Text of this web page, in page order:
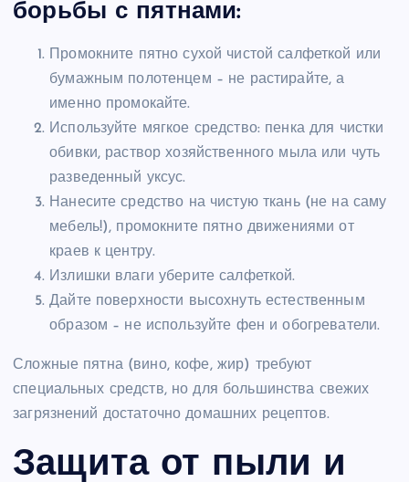
борьбы с пятнами:
Промокните пятно сухой чистой салфеткой или
бумажным полотенцем – не растирайте, а
именно промокайте.
Используйте мягкое средство: пенка для чистки
обивки, раствор хозяйственного мыла или чуть
разведенный уксус.
Нанесите средство на чистую ткань (не на саму
мебель!), промокните пятно движениями от
краев к центру.
Излишки влаги уберите салфеткой.
Дайте поверхности высохнуть естественным
образом – не используйте фен и обогреватели.
Сложные пятна (вино, кофе, жир) требуют
специальных средств, но для большинства свежих
загрязнений достаточно домашних рецептов.
Защита от пыли и